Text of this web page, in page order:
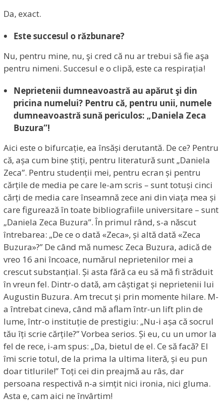
Da, exact.
Este succesul o răzbunare?
Nu, pentru mine, nu, şi cred că nu ar trebui să fie aşa
pentru nimeni. Succesul e o clipă, este ca respirația!
Neprietenii dumneavoastră au apărut şi din
pricina numelui? Pentru că, pentru unii, numele
dumneavoastră sună periculos: „Daniela Zeca
Buzura”!
Aici este o bifurcație, ea însăși derutantă. De ce? Pentru
că, așa cum bine știți, pentru literatură sunt „Daniela
Zeca”. Pentru studenții mei, pentru ecran și pentru
cărțile de media pe care le-am scris – sunt totuși cinci
cărți de media care înseamnă zece ani din viața mea și
care figurează în toate bibliografiile universitare – sunt
„Daniela Zeca Buzura”. În primul rând, s-a născut
întrebarea: „De ce o dată «Zeca», și altă dată «Zeca
Buzura»?” De când mă numesc Zeca Buzura, adică de
vreo 16 ani încoace, numărul neprietenilor mei a
crescut substanțial. Și asta fără ca eu să mă fi străduit
în vreun fel. Dintr-o dată, am câștigat și neprietenii lui
Augustin Buzura. Am trecut și prin momente hilare. M-
a întrebat cineva, când mă aflam într-un lift plin de
lume, într-o instituție de prestigiu: „Nu-i așa că socrul
tău îți scrie cărțile?” Vorbea serios. Și eu, cu un umor la
fel de rece, i-am spus: „Da, bietul de el. Ce să facă? El
îmi scrie totul, de la prima la ultima literă, și eu pun
doar titlurile!” Toți cei din preajmă au râs, dar
persoana respectivă n-a simțit nici ironia, nici gluma.
Asta e, cam aici ne învârtim!